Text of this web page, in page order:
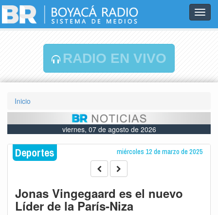
RADIO EN VIVO
Inicio
viernes, 07 de agosto de 2026
Deportes miércoles 12 de marzo de 2025
Jonas Vingegaard es el nuevo
Líder de la París-Niza